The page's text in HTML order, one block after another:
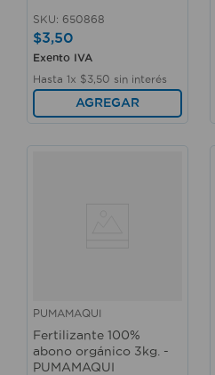
SKU: 650868
$3,50
Exento IVA
Hasta 1x $3 50 sin interés
AGREGAR
PUMAMAQUI
Fertilizante 100%
abono orgánico 3kg. -
PUMAMAQUI